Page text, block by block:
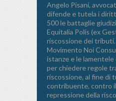
Angelo Pisani,
difende e tutela i
500 le battaglie
Equitalia Polis (ex
riscossione dei
Movimento Noi
istanze e le
per chiedere regole
riscossione, al fine di
contribuente, contro
repressione della